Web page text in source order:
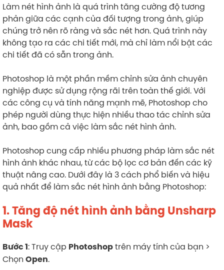
Làm nét hình ảnh là quá trình tăng cường độ tương
phản giữa các cạnh của đối tượng trong ảnh, giúp
chúng trở nên rõ ràng và sắc nét hơn. Quá trình này
không tạo ra các chi tiết mới, mà chỉ làm nổi bật các
chi tiết đã có sẵn trong ảnh.
Photoshop là một phần mềm chỉnh sửa ảnh chuyên
nghiệp được sử dụng rộng rãi trên toàn thế giới. Với
các công cụ và tính năng mạnh mẽ, Photoshop cho
phép người dùng thực hiện nhiều thao tác chỉnh sửa
ảnh, bao gồm cả việc làm sắc nét hình ảnh.
Photoshop cung cấp nhiều phương pháp làm sắc nét
hình ảnh khác nhau, từ các bộ lọc cơ bản đến các kỹ
thuật nâng cao. Dưới đây là 3 cách phổ biến và hiệu
quả nhất để làm sắc nét hình ảnh bằng Photoshop:
1. Tăng độ nét hình ảnh bằng Unsharp
Mask
Bước 1: Truy cập Photoshoptrên máy tính của bạn >
Chọn Open.